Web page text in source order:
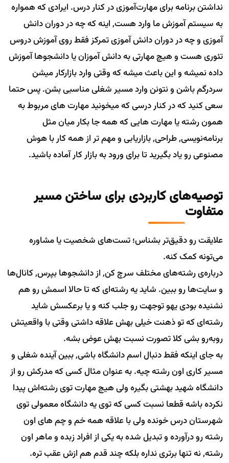
نداشتن برنامه برای مهارت‌آموزی در کنار درس. ایرادی که همواره
به سیستم آموزش ما وارد هست, اینه که چه در دوران دانش
آموزی و چه در دوران دانش آموزی تمرکز فقط روی آموزش دروس
تئوری هست و هیچ مهارتی به دانش آموزان یا دانشجوها آموزش
داده نمیشه و این باعث میشه که وقتی وارد بازارکار میشن
سردرگم باشن و نتونن وارد مسیر شغلی مناسبی بشن. پس حتما
سعی کنید که در کنار درسی که میخونید مهارت های مربوط به
همون رشته یا مهارت هایی که همه جا بکار میان مثل
برنامه‌نویسی, طراحی, بازاریابی و مهم تر از همه کار با هوش
مصنوعی رو یاد بگیرید تا برای ورود به بازار کار آماده باشید.
توصیه‌های کاربردی برای ساختن مسیر
متفاوت
علایقت رو دقیق‌تر بشناس؛ تست‌های شخصیت یا مشاوره
می‌تونه کمک کنه.
درباره‌ی رشته‌های مختلف سرچ کن, از دانشجوها بپرس, کانال‌ها
و سایت‌ها رو ببین. شاید یه رشته‌ای که تا حالا اسمش رو هم
نشنیده بودی یهو توجهت رو جلب کنه و یا برعکسش شاید
رشته‌ای که تو ذهنت خیلی بهش علاقه داشتی وقتی با واقعیتش
روبه‌رو بشی کلا تصورت نسبت بهش عوض بشه.
به جای اینکه فقط دنبال اسم دانشگاه باشی, ببین آینده شغلی و
مسیر کاری اون رشته چیه. به عنوان مثال کسی که مدرکش رو از
دانشگاه شهید بهشتی بگیره ولی هیچ مهارت توی رشته‌اش پیدا
نکرده باشه قطعا نسبت کسی که توی یه دانشگاه معمولی توی
شهرستان درس خونده ولی با علاقه همه خم و چم های اون
رشته رو درآورده و تبدیل شده به یکی از افراد زبده و ماهر اون
رشته, نه تنها برتری نداره بلکه چند قدم هم ازش عقب تره.